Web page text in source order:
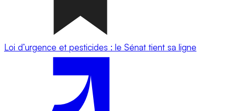
Loi d’urgence et pesticides : le Sénat tient sa ligne